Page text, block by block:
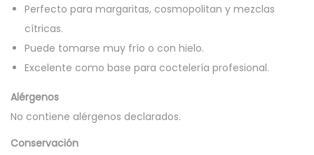
%
7
0
c
n
Perfecto para margaritas, cosmopolitan y mezclas
cítricas.
Puede tomarse muy frío o con hielo.
Excelente como base para coctelería profesional.
Alérgenos
No contiene alérgenos declarados.
Conservación